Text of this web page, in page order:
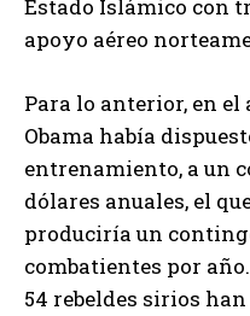
Estado Islámico con
apoyo aéreo
Para lo anterior, en el
Obama había
entrenamiento, a un
dólares anuales, el
produciría un
combatientes por
54 rebeldes sirios